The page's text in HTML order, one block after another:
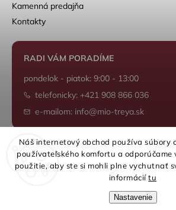
Náš internetový obchod používa súbory
používateľského komfortu a odporúčame
použitie, aby ste si mohli plne vychutnať
informáciítu
Nastavenie
Kamenná predajňa
Kontakty
RADI VÁM PORADÍME
pondelok - piatok: 9:00 - 13:00
telefonicky: +421 908 866 036
e-mailom: info@mio-treya.sk
Shoptet.sk